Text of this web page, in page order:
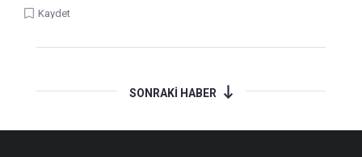
Kaydet
SONRAKİ HABER